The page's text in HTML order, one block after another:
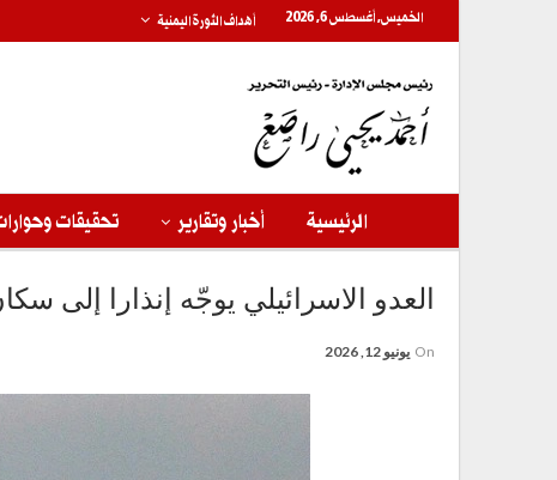
الخميس, أغسطس 6, 2026 أهداف الثورة اليمنية
الرئيسية أخبار وتقارير تحقيقات
العدو الاسرائيلي يوجّه إنذارا إلى
On يونيو 12, 2026